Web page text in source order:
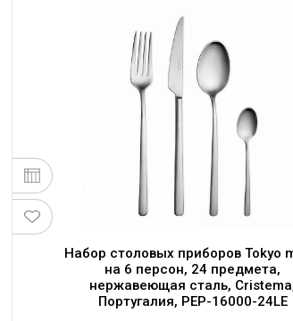
Набор столовых приборов Tokyo
на 6 персон, 24 предмета,
нержавеющая сталь,
Португалия, PEP-16000-24LE